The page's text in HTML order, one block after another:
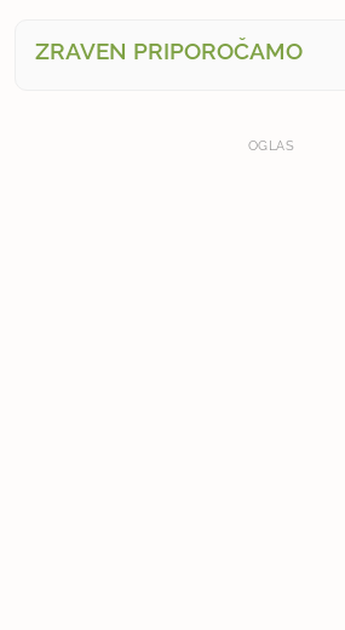
ZRAVEN PRIPOROČAMO
OGLAS